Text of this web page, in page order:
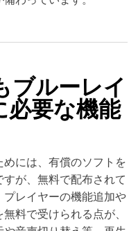
ブルーレイ
必要な機能
には、有償のソフトを
が、無料で配布されて
レイヤーの機能追加や
料で受けられる点が、